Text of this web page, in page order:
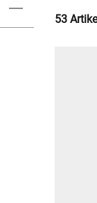
53